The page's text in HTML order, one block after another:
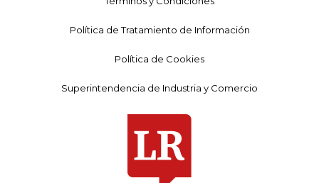
Política de Tratamiento de Información
Política de Cookies
Superintendencia de Industria y Comercio